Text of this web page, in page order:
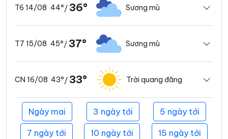
T6 14/08 44°/ 36° Sương mù
T7 15/08 45°/ 37° Sương mù
CN 16/08 43°/ 33° Trời quang đãng
Ngày mai 3 ngày tới 5 ngày tới
7 ngày tới 10 ngày tới 15 ngày tới